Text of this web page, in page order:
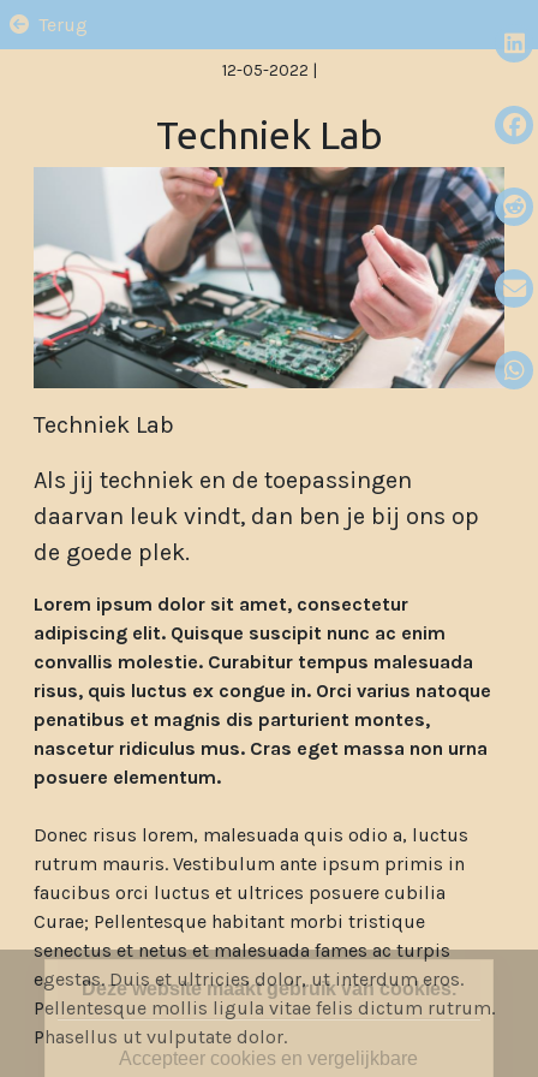
Terug
12-05-2022 |
Techniek Lab
Techniek Lab
Als jij techniek en de toepassingen
daarvan leuk vindt, dan ben je bij ons op
de goede plek.
Lorem ipsum dolor sit amet, consectetur
adipiscing elit. Quisque suscipit nunc ac enim
convallis molestie. Curabitur tempus malesuada
risus, quis luctus ex congue in. Orci varius natoque
penatibus et magnis dis parturient montes,
nascetur ridiculus mus. Cras eget massa non urna
posuere elementum.
Donec risus lorem, malesuada quis odio a, luctus
rutrum mauris. Vestibulum ante ipsum primis in
faucibus orci luctus et ultrices posuere cubilia
Curae; Pellentesque habitant morbi tristique
senectus et netus et malesuada fames ac turpis
egestas. Duis et ultricies dolor, ut interdum eros.
Pellentesque mollis ligula vitae felis dictum rutrum.
Phasellus ut vulputate dolor.
Deze website maakt gebruik van cookies.
Accepteer cookies en vergelijkbare